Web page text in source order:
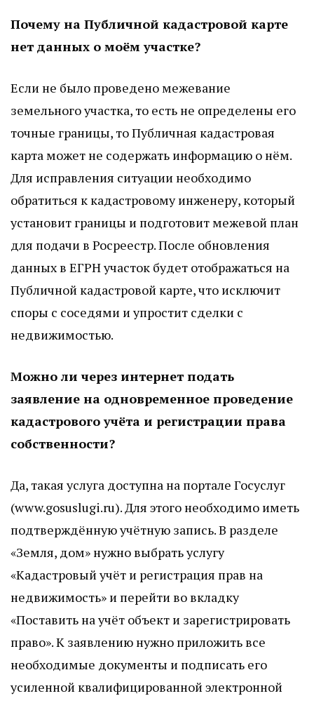
Почему на Публичной кадастровой карте
нет данных о моём участке?
Если не было проведено межевание
земельного участка, то есть не определены его
точные границы, то Публичная кадастровая
карта может не содержать информацию о нём.
Для исправления ситуации необходимо
обратиться к кадастровому инженеру, который
установит границы и подготовит межевой план
для подачи в Росреестр. После обновления
данных в ЕГРН участок будет отображаться на
Публичной кадастровой карте, что исключит
споры с соседями и упростит сделки с
недвижимостью.
Можно ли через интернет подать
заявление на одновременное проведение
кадастрового учёта и регистрации права
собственности?
Да, такая услуга доступна на портале Госуслуг
(www.gosuslugi.ru). Для этого необходимо иметь
подтверждённую учётную запись. В разделе
«Земля, дом» нужно выбрать услугу
«Кадастровый учёт и регистрация прав на
недвижимость» и перейти во вкладку
«Поставить на учёт объект и зарегистрировать
право». К заявлению нужно приложить все
необходимые документы и подписать его
усиленной квалифицированной электронной